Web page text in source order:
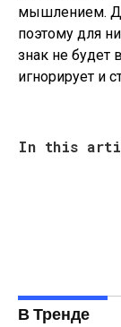
мышлением.
поэтому для
знак не будет
игнорирует и
In this
В Тренде